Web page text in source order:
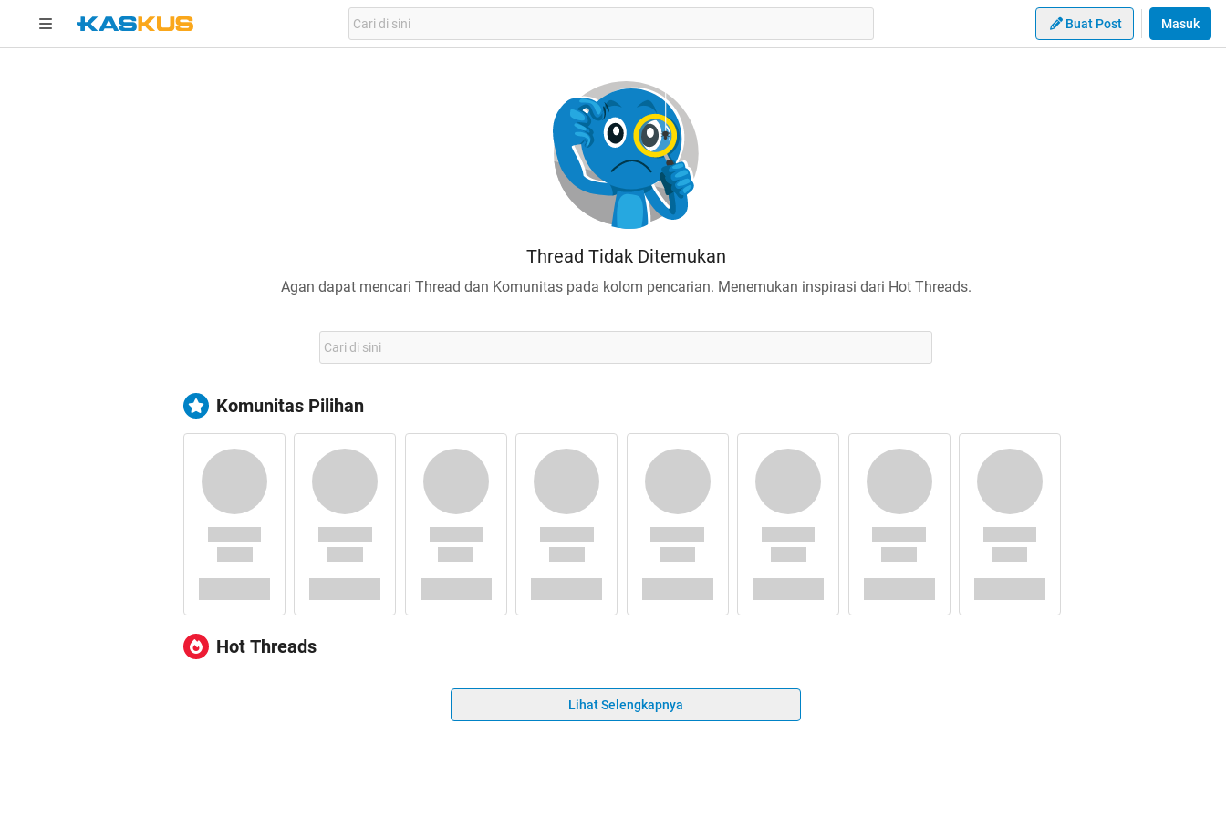
Buat Post Masuk
Thread Tidak Ditemukan
Agan dapat mencari Thread dan Komunitas pada kolom pencarian. Menemukan inspirasi dari Hot Threads.
Komunitas Pilihan
Hot Threads
Lihat Selengkapnya